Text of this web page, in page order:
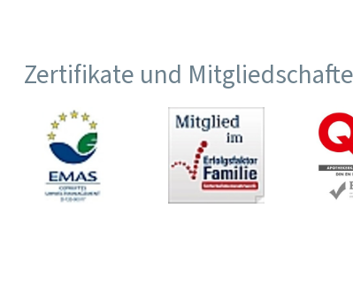
Zertifikate und